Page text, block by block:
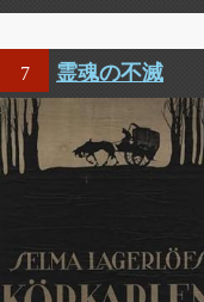
7 霊魂の不滅